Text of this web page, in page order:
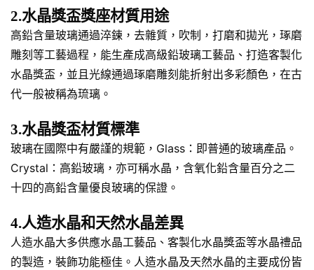
2.水晶獎盃獎座材質用途
高鉛含量玻璃通過淬鍊，去雜質，吹制，打磨和拋光，琢磨
雕刻等工藝過程，能生產成高級鉛玻璃工藝品、打造客製化
水晶獎盃，並且光線通過琢磨雕刻能折射出多彩顏色，在古
代一般被稱為琉璃。
3.水晶獎盃材質標準
玻璃在國際中有嚴謹的規範，Glass：即普通的玻璃產品。
Crystal：高鉛玻璃，亦可稱水晶，含氧化鉛含量百分之二
十四的高鉛含量優良玻璃的保證。
4.人造水晶和天然水晶差異
人造水晶大多供應水晶工藝品、客製化水晶獎盃等水晶禮品
的製造，裝飾功能極佳。人造水晶及天然水晶的主要成份皆